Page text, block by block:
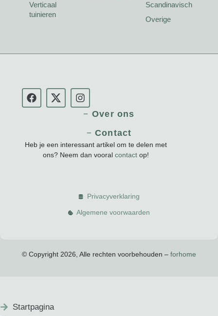
Over ons
Contact
Heb je een interessant artikel om te delen met
ons? Neem dan vooralcontact op!
Privacyverklaring
Algemene voorwaarden
Verticaal
tuinieren
Scandinavisch
Overige
© Copyright 2026, Alle rechten voorbehouden – forhome
Startpagina